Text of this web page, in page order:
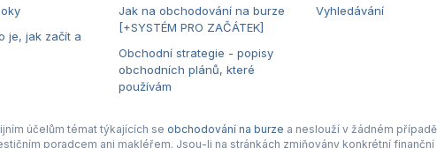
je, jak začít a
Jak na obchodování na burze
[+SYSTÉM PRO ZAČÁTEK]
Obchodní strategie - popisy
obchodních plánů, které
používám
Vyhledávání
účelům témat týkajících se obchodování na burze a neslouží v žádném
poradcem ani makléřem. Jsou-li na stránkách zmiňovány konkrétní